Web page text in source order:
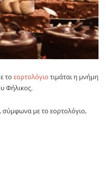
το εορτολόγιο τιμάται η μνήμη
Φήλικος.
με το εορτολόγιο,